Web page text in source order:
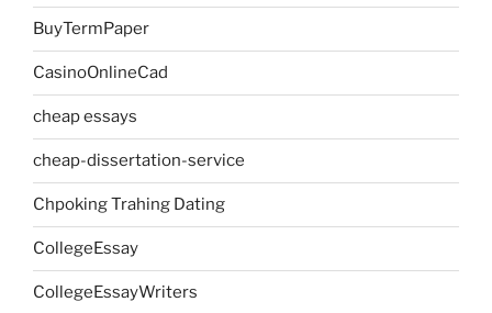
BuyTermPaper
CasinoOnlineCad
cheap essays
cheap-dissertation-service
Chpoking Trahing Dating
CollegeEssay
CollegeEssayWriters